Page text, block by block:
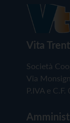
Vita
Società
Via
P.IVA e